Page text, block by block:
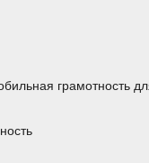
грамотность